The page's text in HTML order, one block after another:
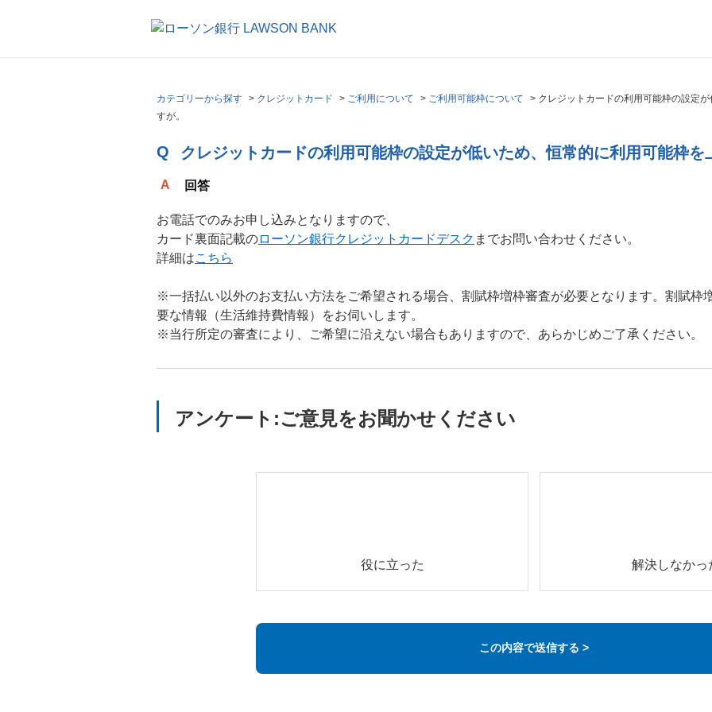
カテゴリーから探す > クレジットカード > ご利用について > ご利用可能枠について > クレジットカードの利用可能枠の設定
すが。
クレジットカードの利用可能枠の設定が低いため、恒常的に利用可能枠を
回答
お電話でのみお申し込みとなりますので、
カード裏面記載のローソン銀行クレジットカードデスク までお問い合わせください。
詳細はこちら
※一括払い以外のお支払い方法をご希望される場合、割賦枠増枠審査が必要となります。割賦枠
要な情報（生活維持費情報）をお伺いします。
※当行所定の審査により、ご希望に沿えない場合もありますので、あらかじめご了承ください。
アンケート:ご意見をお聞かせください
役に立った 解決しなかっ